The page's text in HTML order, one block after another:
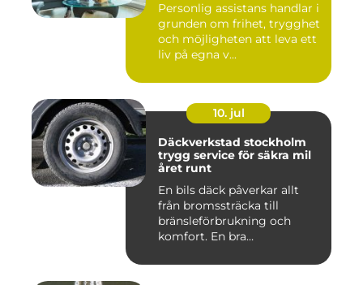
Personlig assistans handlar i
grunden om frihet, trygghet
och möjligheten att leva ett
liv på egna v...
10. jul
Däckverkstad stockholm
trygg service för säkra mil
året runt
En bils däck påverkar allt
från bromssträcka till
bränsleförbrukning och
komfort. En bra